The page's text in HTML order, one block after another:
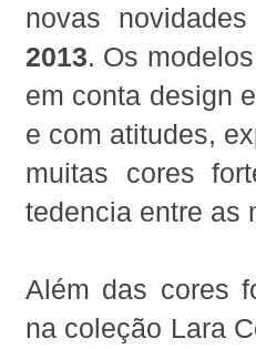
novas
2013. Os
em conta design
e com atitudes,
muitas cores
tedencia entre as
Além das cores
na coleção Lara